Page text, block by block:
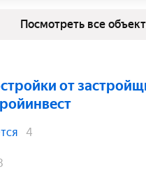
Посмотреть все
от
4